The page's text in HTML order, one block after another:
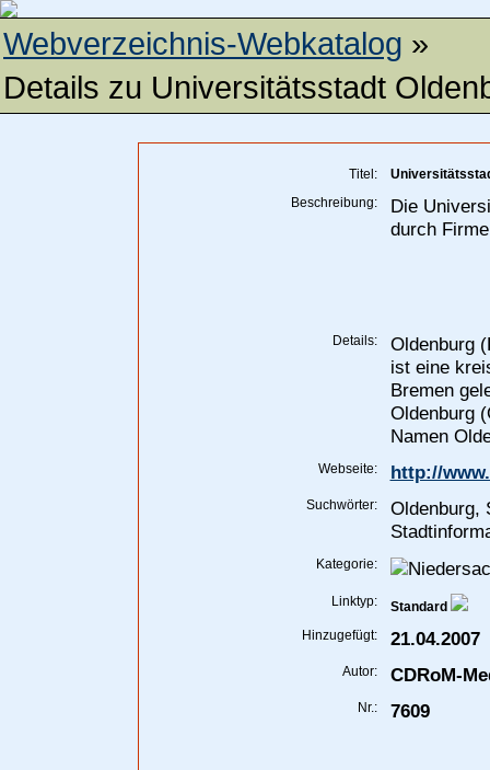
Webverzeichnis-Webkatalog »
Details zu Universitätsstadt
Titel:
Beschreibung:
Die
durch
Details:
Oldenburg
ist eine
Bremen
Oldenburg
Namen
Webseite: http://
Suchwörter:
Oldenburg,
Kategorie:
Linktyp:
Standard
Hinzugefügt:
21.04.2007
Autor: CDRoM-
Nr.: 7609